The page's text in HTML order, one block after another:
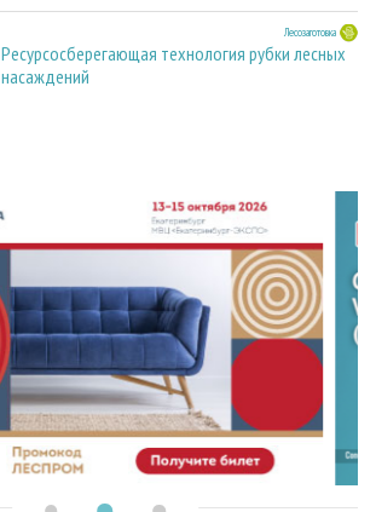
Лесозаготовка
Ресурсосберегающая технология рубки лесных
насаждений